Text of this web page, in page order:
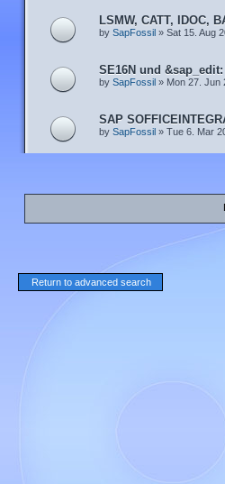
LSMW, CATT, IDOC,
by SapFossil » Sat 15. Aug
SE16N und
by SapFossil » Mon 27. Jun
SAP
by SapFossil » Tue 6. Mar
Return to advanced search